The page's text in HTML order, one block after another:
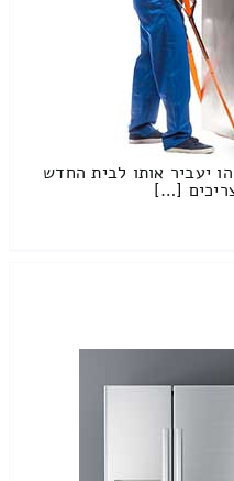
יעביר אותו לבית החדש
[…]